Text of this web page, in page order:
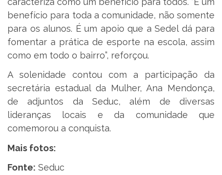
benefício para toda a comunidade, não somente
para os alunos. É um apoio que a Sedel dá para
fomentar a prática de esporte na escola, assim
como em todo o bairro”, reforçou.
A solenidade contou com a participação da
secretária estadual da Mulher, Ana Mendonça,
de adjuntos da Seduc, além de diversas
lideranças locais e da comunidade que
comemorou a conquista.
Mais fotos:
Fonte: Seduc